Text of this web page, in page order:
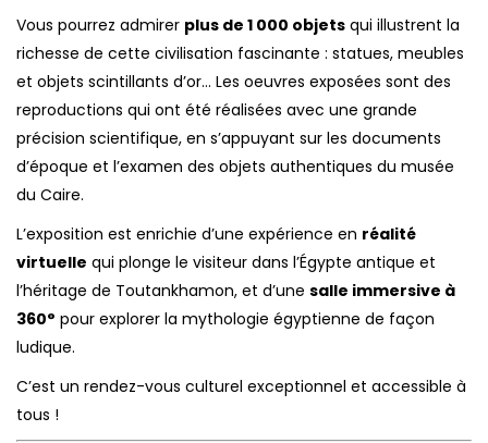
Vous pourrez admirer plus de 1 000 objets qui illustrent la
richesse de cette civilisation fascinante : statues, meubles
et objets scintillants d’or… Les oeuvres exposées sont des
reproductions qui ont été réalisées avec une grande
précision scientifique, en s’appuyant sur les documents
d’époque et l’examen des objets authentiques du musée
du Caire.
L’exposition est enrichie d’une expérience en réalité
virtuelle qui plonge le visiteur dans l’Égypte antique et
l’héritage de Toutankhamon, et d’une salle immersive à
360° pour explorer la mythologie égyptienne de façon
ludique.
C’est un rendez-vous culturel exceptionnel et accessible à
tous !